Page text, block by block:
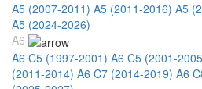
A5 (2007-2011) A5 (2011-2016) A5
A5 (2024-2026)
A6
A6 C5 (1997-2001) A6 C5 (2001-
(2011-2014) A6 C7 (2014-2019) A6